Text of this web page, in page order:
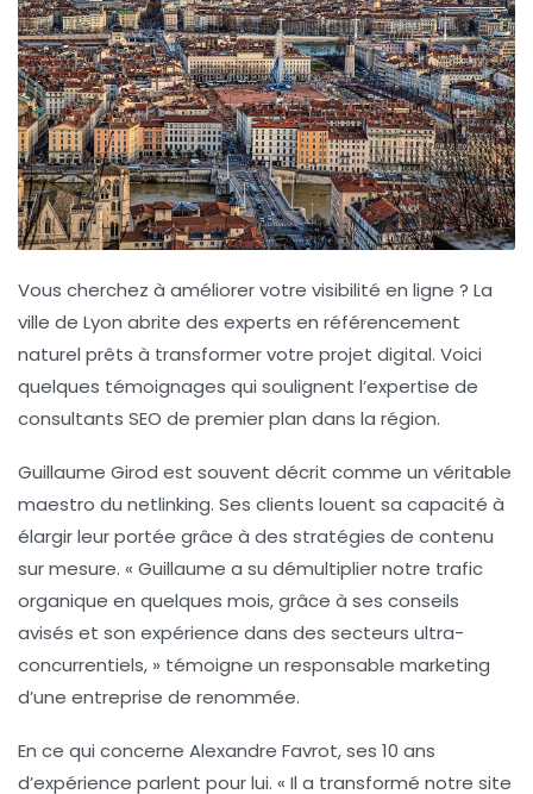
Vous cherchez à améliorer votre visibilité en ligne ? La
ville de Lyon abrite des experts en référencement
naturel prêts à transformer votre projet digital. Voici
quelques témoignages qui soulignent l’expertise de
consultants SEO de premier plan dans la région.
Guillaume Girod est souvent décrit comme un véritable
maestro du netlinking. Ses clients louent sa capacité à
élargir leur portée grâce à des stratégies de contenu
sur mesure. « Guillaume a su démultiplier notre trafic
organique en quelques mois, grâce à ses conseils
avisés et son expérience dans des secteurs ultra-
concurrentiels, » témoigne un responsable marketing
d’une entreprise de renommée.
En ce qui concerne Alexandre Favrot, ses 10 ans
d’expérience parlent pour lui. « Il a transformé notre site